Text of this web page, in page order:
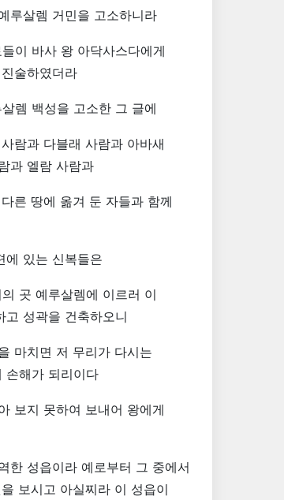
루살렘 거민을 고소하니라
이 바사 왕 아닥사스다에게
술하였더라
렘 백성을 고소한 그 글에
람과 다블래 사람과 아바새
과 엘람 사람과
른 땅에 옮겨 둔 자들과 함께
에 있는 신복들은
곳 예루살렘에 이르러 이
성곽을 건축하오니
마치면 저 무리가 다시는
손해가 되리이다
보지 못하여 보내어 왕에게
한 성읍이라 예로부터 그 중에서
보시고 아실찌라 이 성읍이